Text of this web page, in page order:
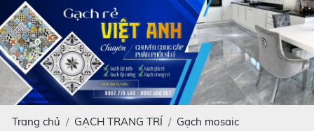
Trang chủ GẠCH TRANG TRÍ
Gạch mosaic